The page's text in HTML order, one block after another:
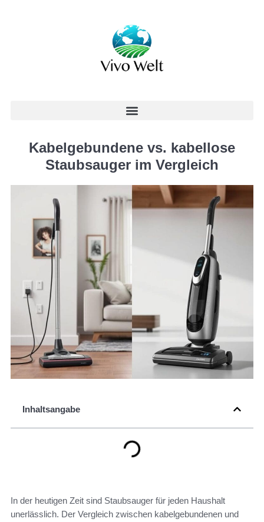
Kabelgebundene vs. kabellose
Staubsauger im Vergleich
Inhaltsangabe
In der heutigen Zeit sind Staubsauger für jeden Haushalt
unerlässlich. Der Vergleich zwischen kabelgebundenen und